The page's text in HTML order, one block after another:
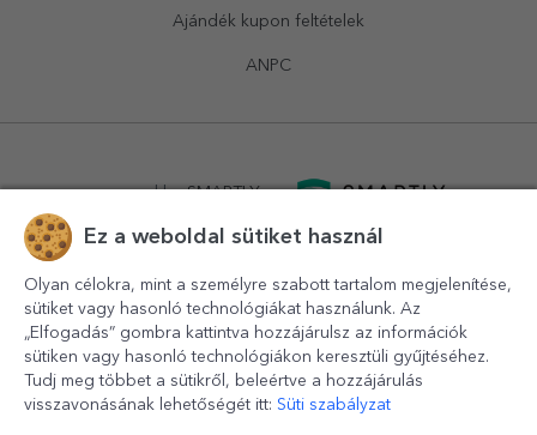
Ajándék kupon feltételek
ANPC
powered bySMARTLY.ro
Ez a weboldal sütiket használ
Olyan célokra, mint a személyre szabott tartalom megjelenítése,
sütiket vagy hasonló technológiákat használunk. Az
„Elfogadás” gombra kattintva hozzájárulsz az információk
sütiken vagy hasonló technológiákon keresztüli gyűjtéséhez.
Tudj meg többet a sütikről, beleértve a hozzájárulás
visszavonásának lehetőségét itt: Süti szabályzat